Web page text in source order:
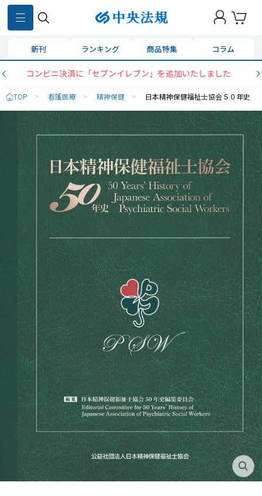
新刊 ランキング 商品特集 コラム
コンビニ決済に「セブンイレブン」を追加いたしました
TOP > 看護医療 > 精神保健 > 日本精神保健福祉士協会５０年史